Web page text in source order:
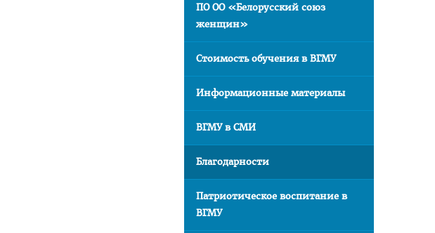
ПО ОО «Белорусский союз
женщин»
Стоимость обучения в ВГМУ
Информационные материалы
ВГМУ в СМИ
Благодарности
Патриотическое воспитание в
ВГМУ